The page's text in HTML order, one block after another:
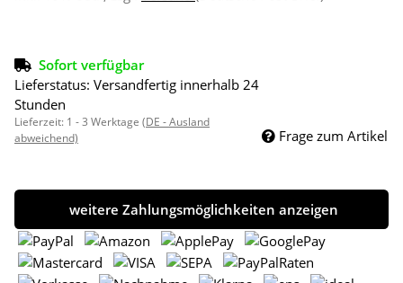
Sofort verfügbar
Lieferstatus: Versandfertig innerhalb 24
Stunden
Lieferzeit: 1 - 3 Werktage (DE - Ausland
abweichend)
Frage zum Artikel
weitere Zahlungsmöglichkeiten anzeigen